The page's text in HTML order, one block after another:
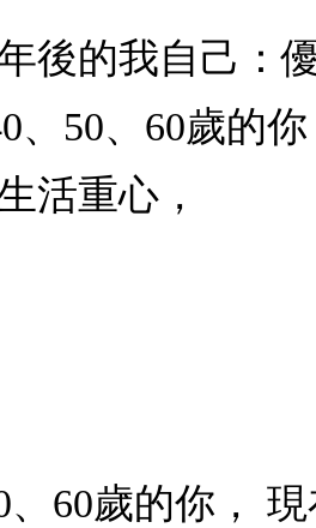
後的我自己：
、50、60歲的
活重心，
、60歲的你，